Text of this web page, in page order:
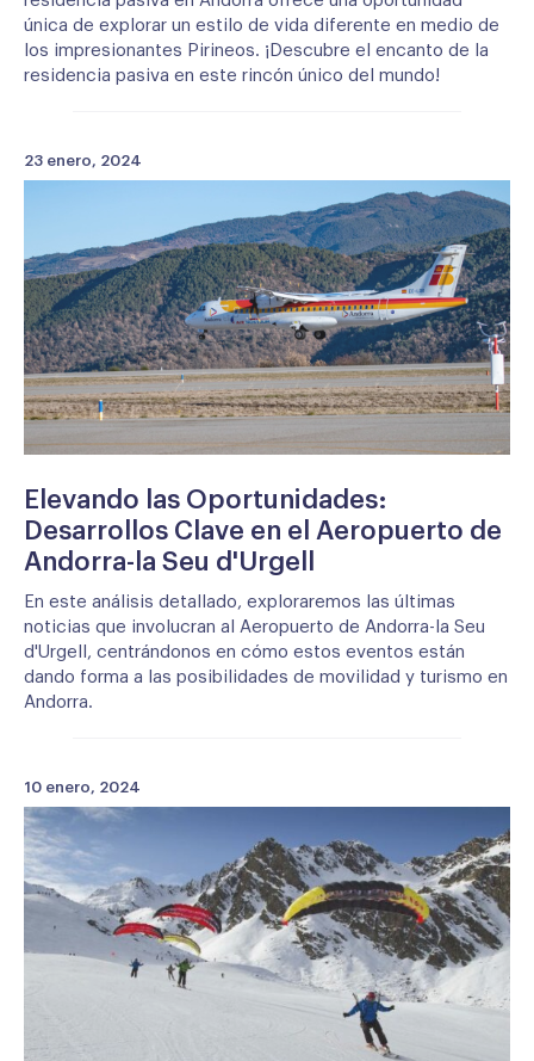
única de explorar un estilo de vida diferente en medio de
los impresionantes Pirineos. ¡Descubre el encanto de la
residencia pasiva en este rincón único del mundo!
Elevando las Oportunidades:
Desarrollos Clave en el Aeropuerto de
Andorra-la Seu d'Urgell
En este análisis detallado, exploraremos las últimas
noticias que involucran al Aeropuerto de Andorra-la Seu
d'Urgell, centrándonos en cómo estos eventos están
dando forma a las posibilidades de movilidad y turismo en
Andorra.
23 enero, 2024
10 enero, 2024